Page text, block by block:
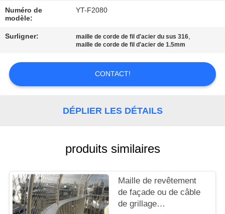
CONTACTEZ-
NOUS
NOUVELLES
DEMANDEZ
PLAN
DU
SITE
Numéro de
modèle:
YT-F2080
Surligner: maille de corde de fil d'acier du sus 316,
maille de corde de fil d'acier de 1.5mm
CONTACT!
DÉPLIER LES DÉTAILS
produits similaires
Maille de revêtement
de façade ou de câble
de grillage